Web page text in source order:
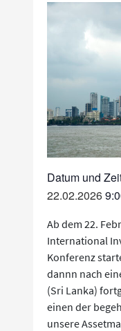
22.02.2026
Ab dem 22.
International
Konferenz
dannn nach
(Sri Lanka)
einen der
unsere